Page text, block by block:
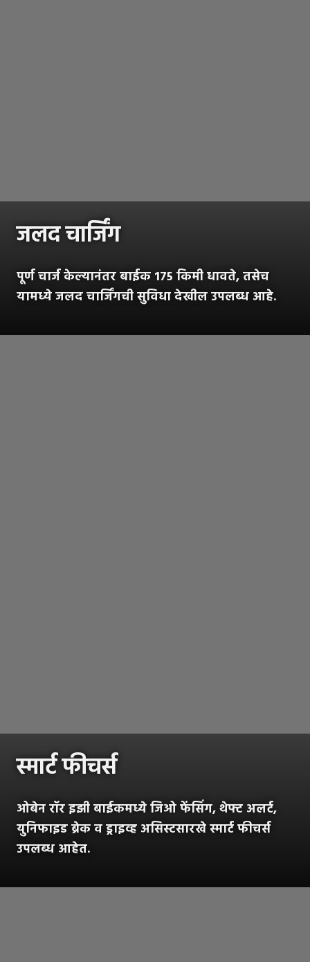
जलद चार्जिंग
पूर्ण चार्ज केल्यानंतर बाईक 175 किमी धावते, तसेच
यामध्ये जलद चार्जिंगची सुविधा देखील उपलब्ध आहे.
स्मार्ट फीचर्स
ओबेन रॉर इझी बाईकमध्ये जिओ फेंसिंग, थेफ्ट अलर्ट,
युनिफाइड ब्रेक व ड्राइव्ह असिस्टसारखे स्मार्ट फीचर्स
उपलब्ध आहेत.